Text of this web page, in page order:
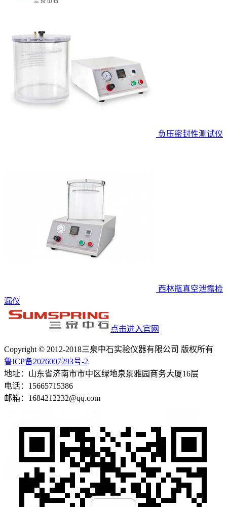
负压密封性测试仪
西林瓶真空泄露检
漏仪
点击进入官网
Copyright © 2012-2018三泉中石实验仪器有限公司 版权所有
鲁ICP备2026007293号-2
地址：山东省济南市市中区绿地泉景雅园商务大厦16层
电话：15665715386
邮箱：1684212232@qq.com